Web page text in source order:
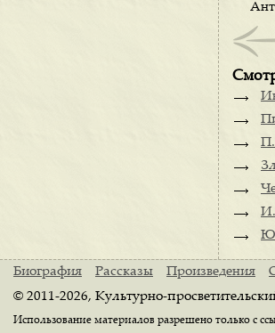
П.
И.
Ю.
Биография Рассказы Произведения
© 2011-2026, Культурно-
Использование материалов разрешено только с